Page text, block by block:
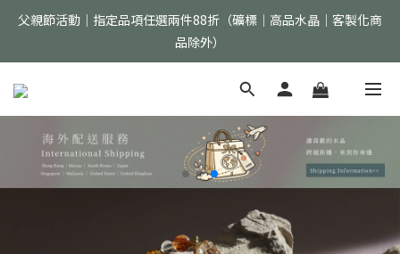
父親節活動｜指定品項任選兩件88折（礦標｜高品水晶｜客製化商
品除外）
父親節活動｜指定品項任選兩件88折（礦標｜高品水晶｜客製化商
品除外）
首購加入會員現折$150 >>點我立即加入
全館消費滿$2000免運（僅限配送台灣地區）
父親節活動｜指定品項任選兩件88折（礦標｜高品水晶｜客製化商